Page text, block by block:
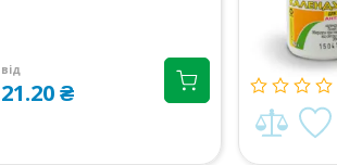
від
21.20 ₴